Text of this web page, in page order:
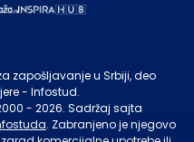
zapošljavanje u Srbiji, deo
- Infostud.
- 2026. Sadržaj sajta
. Zabranjeno je njegovo